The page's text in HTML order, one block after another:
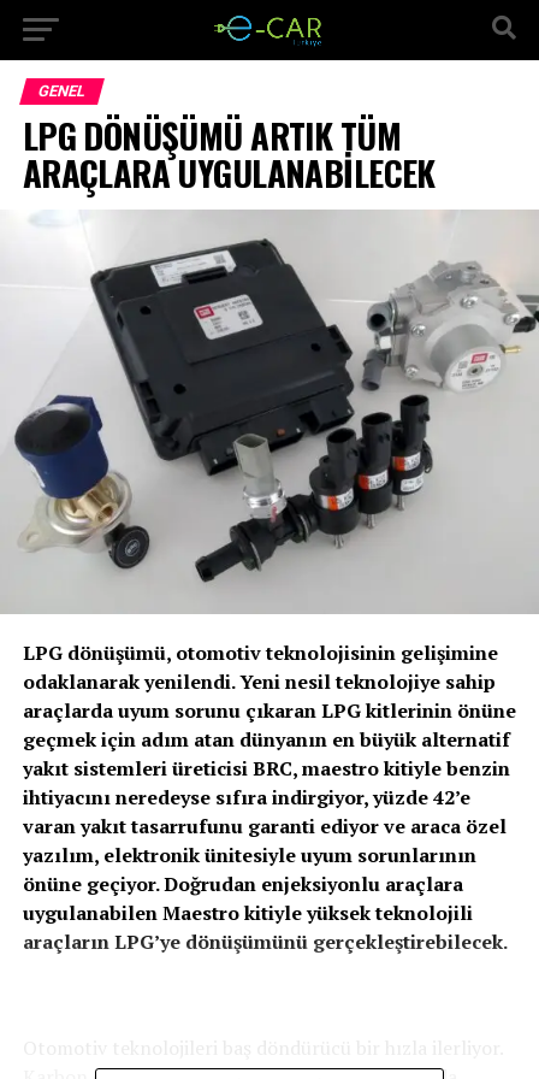
GENEL
LPG DÖNÜŞÜMÜ ARTIK TÜM
ARAÇLARA UYGULANABİLECEK
LPG dönüşümü, otomotiv teknolojisinin gelişimine
odaklanarak yenilendi. Yeni nesil teknolojiye sahip
araçlarda uyum sorunu çıkaran LPG kitlerinin önüne
geçmek için adım atan dünyanın en büyük alternatif
yakıt sistemleri üreticisi BRC, maestro kitiyle benzin
ihtiyacını neredeyse sıfıra indirgiyor, yüzde 42’e
varan yakıt tasarrufunu garanti ediyor ve araca özel
yazılım, elektronik ünitesiyle uyum sorunlarının
önüne geçiyor. Doğrudan enjeksiyonlu araçlara
uygulanabilen Maestro kitiyle yüksek teknolojili
araçların LPG’ye dönüşümünü gerçekleştirebilecek.